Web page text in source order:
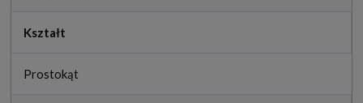
Kształt
Prostokąt